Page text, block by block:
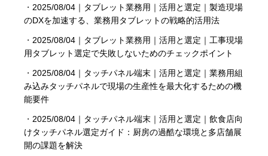
・ 2025/08/04｜タブレット業務用｜活用と選定｜製造現場
のDXを加速する、業務用タブレットの戦略的活用法
・ 2025/08/04｜タブレット業務用｜活用と選定｜工事現場
用タブレット選定で失敗しないためのチェックポイント
・ 2025/08/04｜タッチパネル端末｜活用と選定｜業務用組
み込みタッチパネルで現場の生産性を最大化するための機
能要件
・ 2025/08/04｜タッチパネル端末｜活用と選定｜飲食店向
けタッチパネル選定ガイド：厨房の過酷な環境と多店舗展
開の課題を解決